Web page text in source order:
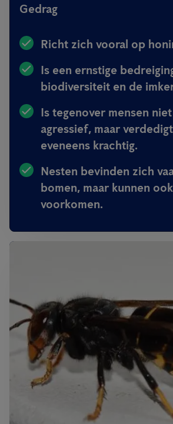
Gedrag
Richt zich vooral op
Is een ernstige
biodiversiteit en de
Is tegenover mensen
agressief, maar
eveneens krachtig.
Nesten bevinden zich
bomen, maar kunnen
voorkomen.